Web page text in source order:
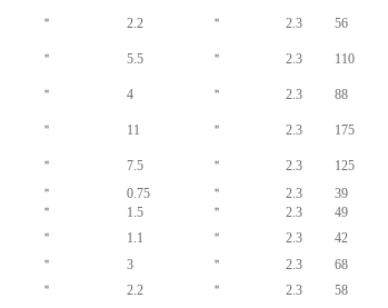
＂ 2.2 ＂ 2.3
56
＂ 5.5 ＂ 2.3
110
＂ 4 ＂ 2.3
88
＂ 11 ＂ 2.3
175
＂ 7.5 ＂ 2.3
125
＂ 0.75 ＂ 2.3
39
＂ 1.5 ＂ 2.3
49
＂ 1.1 ＂ 2.3
42
＂ 3 ＂ 2.3
68
＂ 2.2 ＂ 2.3
58